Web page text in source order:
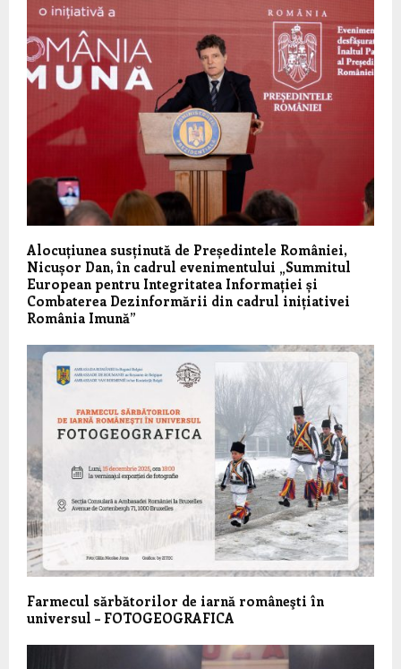
Alocuțiunea susținută de Președintele României,
Nicușor Dan, în cadrul evenimentului „Summitul
European pentru Integritatea Informației și
Combaterea Dezinformării din cadrul inițiativei
România Imună”
Farmecul sărbătorilor de iarnă româneşti în
universul – FOTOGEOGRAFICA